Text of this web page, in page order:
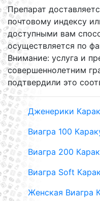
Препарат
почтовому индексу
доступными вам
осуществляется по
Внимание: услуга и
совершеннолетним
подтвердили это
Дженерики
Виагра 100
Виагра 200
Виагра Soft
Женская Виагра